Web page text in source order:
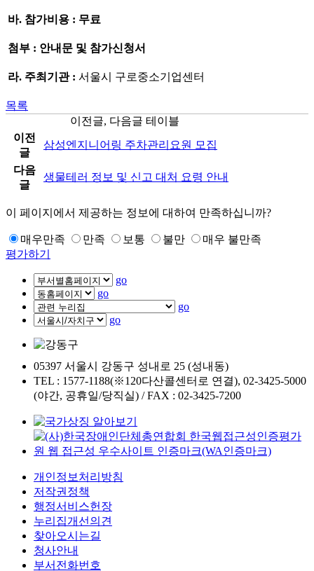
바. 참가비용 : 무료
첨부 : 안내문 및 참가신청서
라. 주최기관 : 서울시 구로중소기업센터
목록
이전글, 다음글 테이블
이전
글
삼성엔지니어링 주차관리요원 모집
다음
글
생물테러 정보 및 신고 대처 요령 안내
이 페이지에서 제공하는 정보에 대하여 만족하십니까?
매우만족 만족 보통 불만
매우 불만족
평가하기
go
go
go
go
05397 서울시 강동구 성내로 25 (성내동)
TEL : 1577-1188(※120다산콜센터로 연결), 02-3425-5000
(야간, 공휴일/당직실) / FAX : 02-3425-7200
개인정보처리방침
저작권정책
행정서비스헌장
누리집개선의견
찾아오시는길
청사안내
부서전화번호